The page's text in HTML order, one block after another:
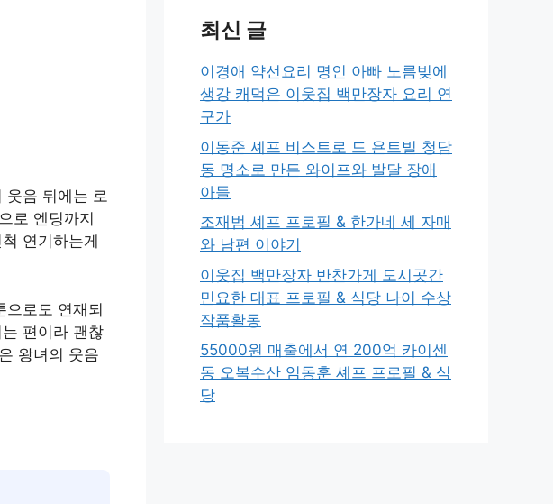
웃음 뒤에는 로
로 엔딩까지
연기하는게
로도 연재되
편이라 괜찮
왕녀의 웃음
최신 글
이경애 약선요리 명인 아빠 노름빚에
생강 캐먹은 이웃집 백만장자 요리 연
구가
이동준 셰프 비스트로 드 욘트빌 청담
동 명소로 만든 와이프와 발달 장애
아들
조재범 셰프 프로필 & 한가네 세 자매
와 남편 이야기
이웃집 백만장자 반찬가게 도시곳간
민요한 대표 프로필 & 식당 나이 수상
작품활동
55000원 매출에서 연 200억 카이센
동 오복수산 임동훈 셰프 프로필 & 식
당